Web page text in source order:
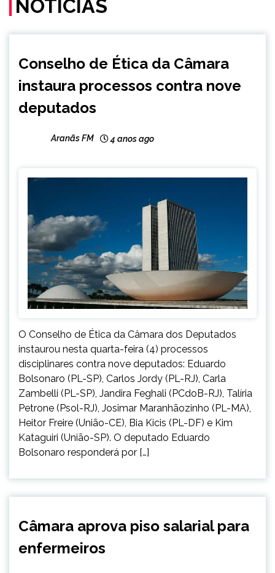
NOTÍCIAS
NOTÍCIAS
Conselho de Ética da Câmara
instaura processos contra nove
deputados
Aranãs FM 4 anos ago
O Conselho de Ética da Câmara dos Deputados
instaurou nesta quarta-feira (4) processos
disciplinares contra nove deputados: Eduardo
Bolsonaro (PL-SP), Carlos Jordy (PL-RJ), Carla
Zambelli (PL-SP), Jandira Feghali (PCdoB-RJ), Talíria
Petrone (Psol-RJ), Josimar Maranhãozinho (PL-MA),
Heitor Freire (União-CE), Bia Kicis (PL-DF) e Kim
Kataguiri (União-SP). O deputado Eduardo
Bolsonaro responderá por […]
NOTÍCIAS
Câmara aprova piso salarial para
enfermeiros